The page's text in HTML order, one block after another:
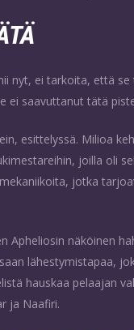
nyt, ei tarkoita, että se
ei saavuttanut tätä
esittelyssä. Milioa
joilla oli
jotka
Apheliosin näköinen
lähestymistapaa,
hauskaa pelaajan
ja Naafiri.